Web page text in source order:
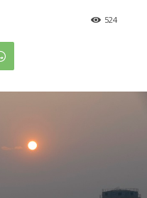
524